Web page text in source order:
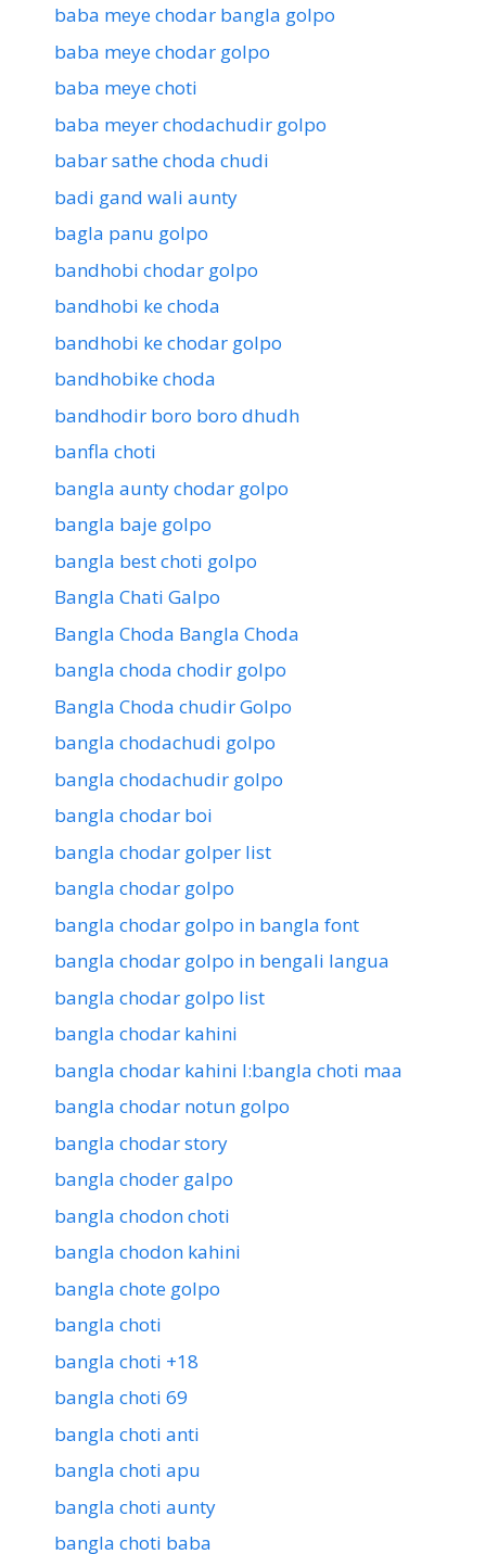
baba meye chodar bangla golpo
baba meye chodar golpo
baba meye choti
baba meyer chodachudir golpo
babar sathe choda chudi
badi gand wali aunty
bagla panu golpo
bandhobi chodar golpo
bandhobi ke choda
bandhobi ke chodar golpo
bandhobike choda
bandhodir boro boro dhudh
banfla choti
bangla aunty chodar golpo
bangla baje golpo
bangla best choti golpo
Bangla Chati Galpo
Bangla Choda Bangla Choda
bangla choda chodir golpo
Bangla Choda chudir Golpo
bangla chodachudi golpo
bangla chodachudir golpo
bangla chodar boi
bangla chodar golper list
bangla chodar golpo
bangla chodar golpo in bangla font
bangla chodar golpo in bengali langua
bangla chodar golpo list
bangla chodar kahini
bangla chodar kahini l:bangla choti maa
bangla chodar notun golpo
bangla chodar story
bangla choder galpo
bangla chodon choti
bangla chodon kahini
bangla chote golpo
bangla choti
bangla choti +18
bangla choti 69
bangla choti anti
bangla choti apu
bangla choti aunty
bangla choti baba